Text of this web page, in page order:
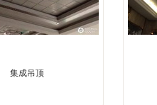
集成吊顶